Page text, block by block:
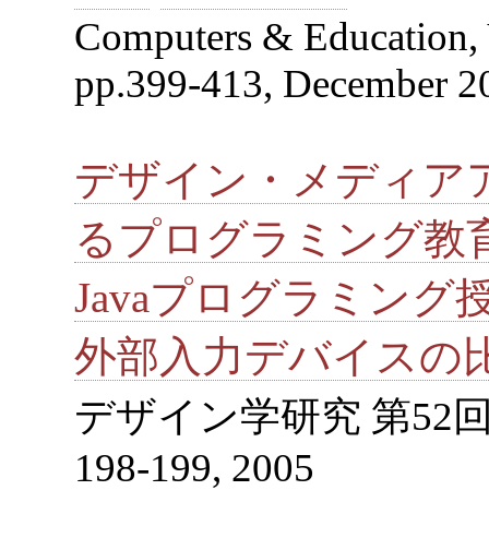
Computers & Education,
pp.399-413, December
デザイン・メディア
るプログラミング教
Javaプログラミング
外部入力デバイスの
デザイン学研究 第52
198-199, 2005